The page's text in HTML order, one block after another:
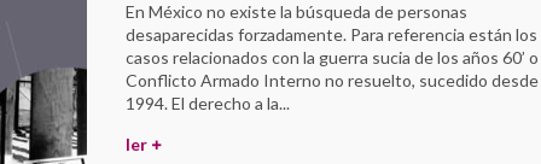
En México no existe la búsqueda de personas
desaparecidas forzadamente. Para referencia están los
casos relacionados con la guerra sucia de los años 60’
Conflicto Armado Interno no resuelto, sucedido desde
1994. El derecho a la...
ler